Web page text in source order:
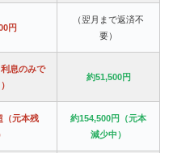
円
（翌月まで返済不
要）
息のみで
約51,500円
（元本残
約154,500円（元本
減少中）